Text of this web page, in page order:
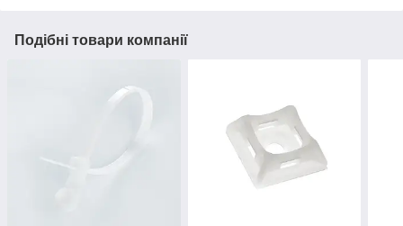
Подібні товари компанії